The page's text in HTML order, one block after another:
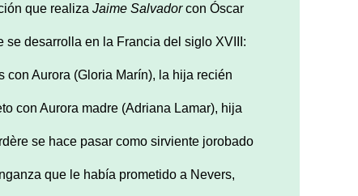
que realiza Jaime Salvadorcon Óscar
se desarrolla en la Francia del siglo XVIII:
Aurora (Gloria Marín), la hija recién
con Aurora madre (Adriana Lamar), hija
se hace pasar como sirviente jorobado
que le había prometido a Nevers,